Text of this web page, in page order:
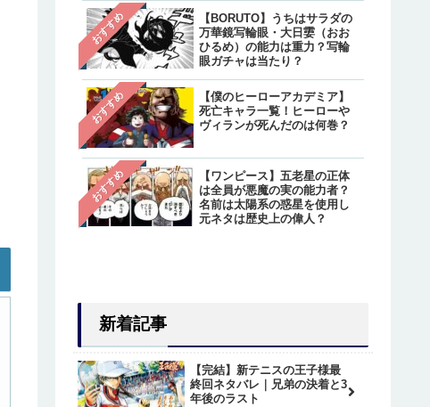
おすすめ
【BORUTO】うちはサラダの
万華鏡写輪眼・大日孁（おお
ひるめ）の能力は重力？写輪
眼ガチャは当たり？
おすすめ
【僕のヒーローアカデミア】
死亡キャラ一覧！ヒーローや
ヴィランが死んだのは何巻？
おすすめ
【ワンピース】五老星の正体
は全員が悪魔の実の能力者？
名前は太陽系の惑星を使用し
元ネタは歴史上の偉人？
注目
【呪術廻戦】乙骨憂太の
後は？結婚相手は禪院真
続編で死亡しリカの指輪
へ継承
新着記事
【完結】新テニスの王子様最
終回ネタバレ｜兄弟の決着と3
年後のラスト